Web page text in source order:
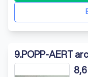
eengezinswoningen
9.POPP-AERT
8,6